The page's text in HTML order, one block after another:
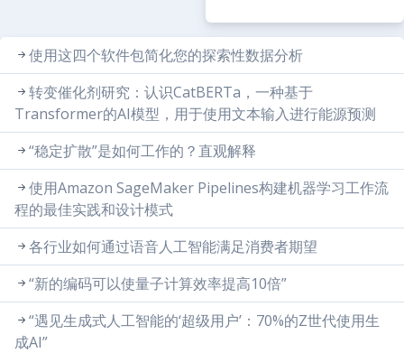
使用这四个软件包简化您的探索性数据分析
转变催化剂研究：认识CatBERTa，一种基于
Transformer的AI模型，用于使用文本输入进行能源预测
“稳定扩散”是如何工作的？直观解释
使用Amazon SageMaker Pipelines构建机器学习工作流
程的最佳实践和设计模式
各行业如何通过语音人工智能满足消费者期望
“新的编码可以使量子计算效率提高10倍”
“遇见生成式人工智能的‘超级用户’：70%的Z世代使用生
成AI”